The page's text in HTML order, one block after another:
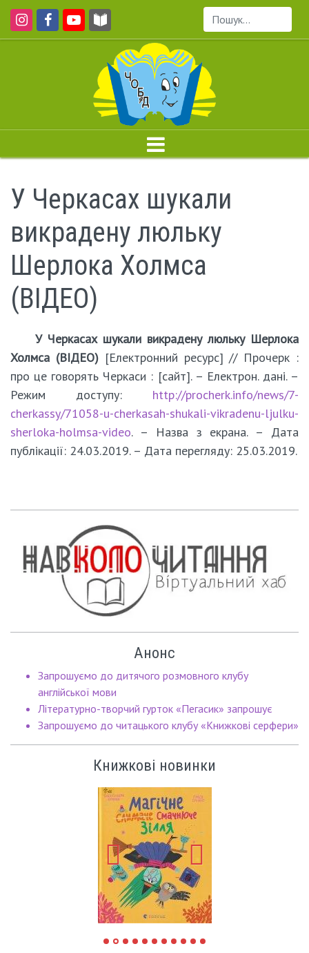
Пошук...
У Черкасах шукали
викрадену люльку
Шерлока Холмса
(ВІДЕО)
У Черкасах шукали викрадену люльку Шерлока
Холмса (ВІДЕО)[Електронний ресурс] // Прочерк :
про це говорять Черкаси : [сайт]. – Електрон. дані. –
Режим доступу: http://procherk.info/news/7-
cherkassy/71058-u-cherkasah-shukali-vikradenu-ljulku-
sherloka-holmsa-video. – Назва з екрана. – Дата
публікації: 24.03.2019. – Дата перегляду: 25.03.2019.
Анонс
Запрошуємо до дитячого розмовного клубу
англійської мови
Літературно-творчий гурток «Пегасик» запрошує
Запрошуємо до читацького клубу «Книжкові серфери»
Книжкові новинки